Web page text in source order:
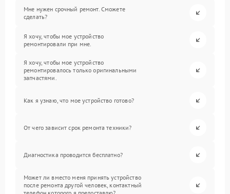
Мне нужен срочный ремонт. Сможете
сделать?
Я хочу, чтобы мое устройство
ремонтировали при мне.
Я хочу, чтобы мое устройство
ремонтировалось только оригинальными
запчастями.
Как я узнаю, что мое устройство готово?
От чего зависит срок ремонта техники?
Диагностика проводится бесплатно?
Может ли вместо меня принять устройство
после ремонта другой человек, контактный